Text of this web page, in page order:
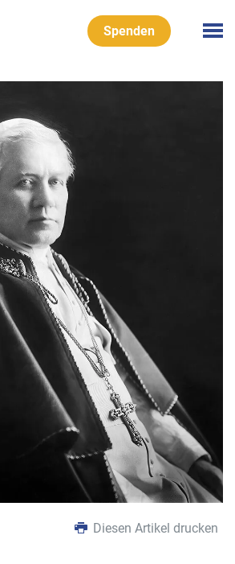
Spenden
Diesen Artikel drucken